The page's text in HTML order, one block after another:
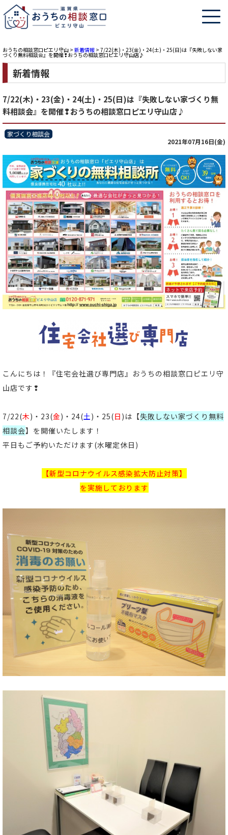
おうちの相談窓口ピエリ守山 > 新着情報 > 7/22(木)・23(金)・24(土)・25(日)は『失敗しない家
づくり無料相談会』を開催❢おうちの相談窓口ピエリ守山店♪
新着情報
7/22(木)・23(金)・24(土)・25(日)は『失敗しない家づくり無
料相談会』を開催❢おうちの相談窓口ピエリ守山店♪
家づくり相談会
2021年07月16日(金)
こんにちは！
『住宅会社選び専門店』おうちの相談窓口ピエリ守
山店です ❢
7/22(木)・23(金)・24(土)・25(日 )は【失敗しない家づくり無料
相談会】 を開催いたします！
平日もご予約いただけます(水曜定休日)
【新型コロナウイルス感染拡大防止対策】
を実施しております